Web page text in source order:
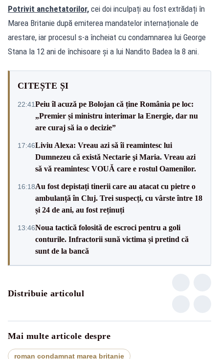
Potrivit anchetatorilor, cei doi inculpați au fost extrădați în
Marea Britanie după emiterea mandatelor internaționale de
arestare, iar procesul s-a încheiat cu condamnarea lui George
Stana la 12 ani de închisoare și a lui Nandito Badea la 8 ani.
CITEȘTE ȘI
22:41Peiu îl acuză pe Bolojan că ține România pe loc:
„Premier și ministru interimar la Energie, dar nu
are curaj să ia o decizie”
17:46Liviu Alexa: Vreau azi sǎ îi reamintesc lui
Dumnezeu cǎ existǎ Nectarie şi Maria. Vreau azi
sǎ vǎ reamintesc VOUǍ care e rostul Oamenilor.
16:18Au fost depistați tinerii care au atacat cu pietre o
ambulanță în Cluj. Trei suspecți, cu vârste între 18
și 24 de ani, au fost reținuți
13:46Noua tactică folosită de escroci pentru a goli
conturile. Infractorii sună victima și pretind că
sunt de la bancă
Distribuie articolul
Mai multe articole despre
roman condamnat marea britanie